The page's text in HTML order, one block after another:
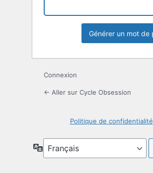
Connexion
← Aller sur Cycle Obsession
Politique de confidentialité
Langue